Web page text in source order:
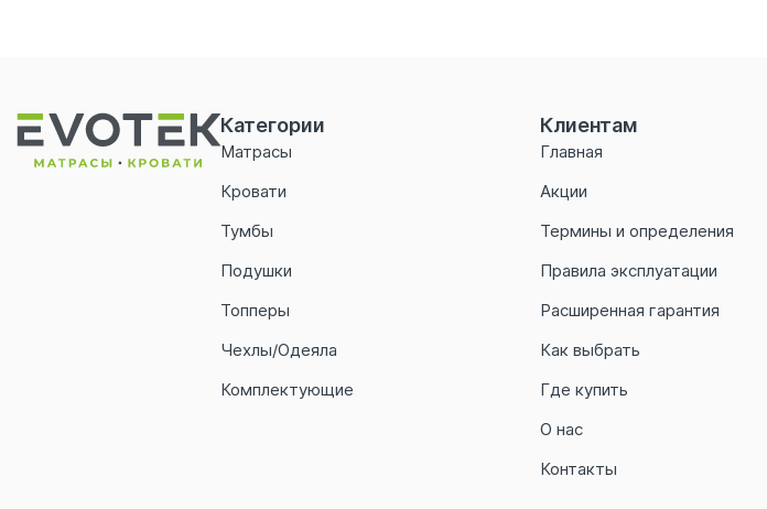
Категории
Матрасы
Кровати
Тумбы
Подушки
Топперы
Чехлы/Одеяла
Комплектующие
Клиентам
Главная
Акции
Термины и определения
Правила эксплуатации
Расширенная гарантия
Как выбрать
Где купить
О нас
Контакты